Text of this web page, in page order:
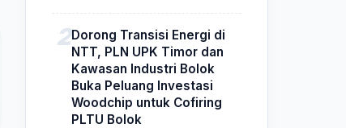
Dorong Transisi Energi di
NTT, PLN UPK Timor dan
Kawasan Industri Bolok
Buka Peluang Investasi
Woodchip untuk Cofiring
PLTU Bolok